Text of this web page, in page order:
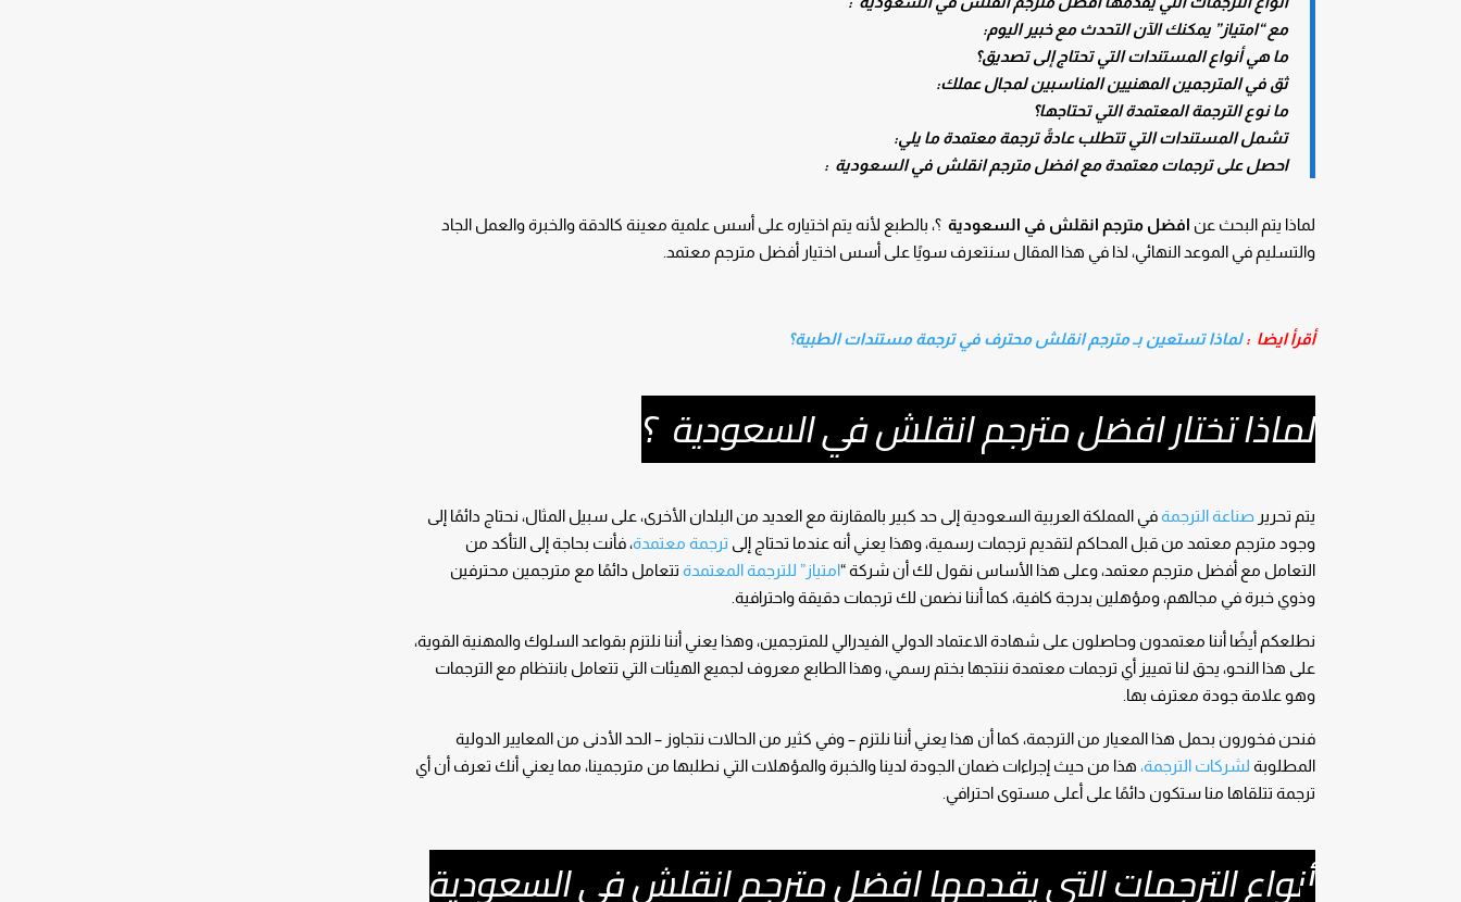
مع “امتياز” يمكنك الآن التحدث مع خبير اليوم:
ما هي أنواع المستندات التي تحتاج إلى تصديق؟
ثق في المترجمين المهنيين المناسبين لمجال عملك:
ما نوع الترجمة المعتمدة التي تحتاجها؟
تشمل المستندات التي تتطلب عادةً ترجمة معتمدة ما يلي:
احصل على ترجمات معتمدة مع افضل مترجم انقلش في السعودية :
لماذا يتم البحث عن افضل مترجم انقلش في السعودية ؟، بالطبع لأنه يتم اختياره على أسس علمية معينة كالدقة والخبرة والعمل الجاد
والتسليم في الموعد النهائي، لذا في هذا المقال سنتعرف سويًا على أسس اختيار أفضل مترجم معتمد.
أقرأ ايضا :لماذا تستعين بـ مترجم انقلش محترف في ترجمة مستندات الطبية؟
لماذا تختار افضل مترجم انقلش في السعودية ؟
يتم تحريرصناعة الترجمةفي المملكة العربية السعودية إلى حد كبير بالمقارنة مع العديد من البلدان الأخرى، على سبيل المثال، نحتاج دائمًا إلى
وجود مترجم معتمد من قبل المحاكم لتقديم ترجمات رسمية، وهذا يعني أنه عندما تحتاج إلى ترجمة معتمدة، فأنت بحاجة إلى التأكد من
التعامل مع أفضل مترجم معتمد، وعلى هذا الأساس نقول لك أن شركة “امتياز” للترجمة المعتمدة تتعامل دائمًا مع مترجمين محترفين
وذوي خبرة في مجالهم، ومؤهلين بدرجة كافية، كما أننا نضمن لك ترجمات دقيقة واحترافية.
نطلعكم أيضًا أننا معتمدون وحاصلون على شهادة الاعتماد الدولي الفيدرالي للمترجمين، وهذا يعني أننا نلتزم بقواعد السلوك والمهنية القوية،
على هذا النحو، يحق لنا تمييز أي ترجمات معتمدة ننتجها بختم رسمي، وهذا الطابع معروف لجميع الهيئات التي تتعامل بانتظام مع الترجمات
وهو علامة جودة معترف بها.
فنحن فخورون بحمل هذا المعيار من الترجمة، كما أن هذا يعني أننا نلتزم – وفي كثير من الحالات نتجاوز – الحد الأدنى من المعايير الدولية
المطلوبة لشركات الترجمة، هذا من حيث إجراءات ضمان الجودة لدينا والخبرة والمؤهلات التي نطلبها من مترجمينا، مما يعني أنك تعرف أن أي
ترجمة تتلقاها منا ستكون دائمًا على أعلى مستوى احترافي.
أنواع الترجمات التي يقدمها افضل مترجم انقلش في السعودية